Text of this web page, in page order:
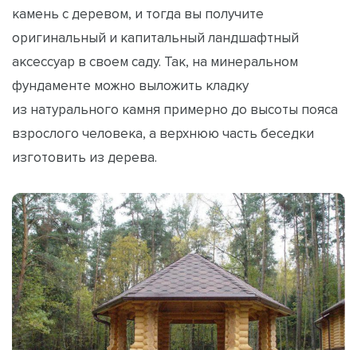
камень с деревом, и тогда вы получите
оригинальный и капитальный ландшафтный
аксессуар в своем саду. Так, на минеральном
фундаменте можно выложить кладку
из натурального камня примерно до высоты пояса
взрослого человека, а верхнюю часть беседки
изготовить из дерева.